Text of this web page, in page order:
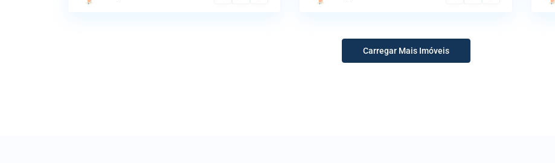
Carregar Mais Imóveis